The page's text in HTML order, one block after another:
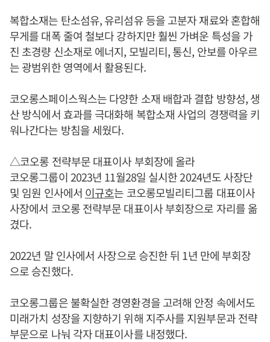
복합소재는 탄소섬유, 유리섬유 등을 고분자 재료와 혼합해
무게를 대폭 줄여 철보다 강하지만 훨씬 가벼운 특성을 가
진 초경량 신소재로 에너지, 모빌리티, 통신, 안보를 아우르
는 광범위한 영역에서 활용된다.
코오롱스페이스웍스는 다양한 소재 배합과 결합 방향성, 생
산 방식에서 효과를 극대화해 복합소재 사업의 경쟁력을 키
워나간다는 방침을 세웠다.
△코오롱 전략부문 대표이사 부회장에 올라
코오롱그룹이 2023년 11월28일 실시한 2024년도 사장단
및 임원 인사에서 이규호는 코오롱모빌리티그룹 대표이사
사장에서 코오롱 전략부문 대표이사 부회장으로 자리를 옮
겼다.
2022년 말 인사에서 사장으로 승진한 뒤 1년 만에 부회장
으로 승진했다.
코오롱그룹은 불확실한 경영환경을 고려해 안정 속에서도
미래가치 성장을 지향하기 위해 지주사를 지원부문과 전략
부문으로 나눠 각자 대표이사를 내정했다.